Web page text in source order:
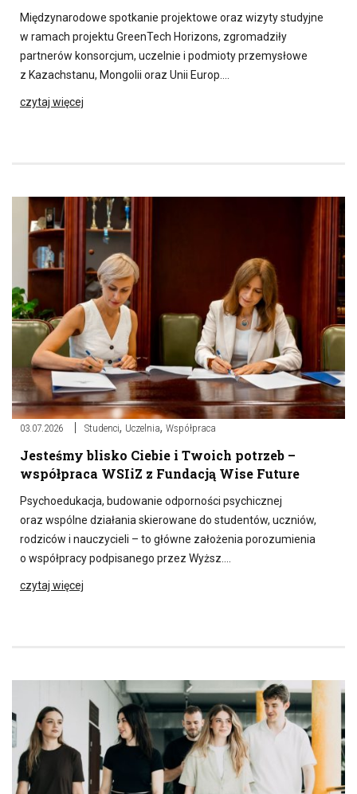
Międzynarodowe spotkanie projektowe oraz wizyty studyjne
w ramach projektu GreenTech Horizons, zgromadziły
partnerów konsorcjum, uczelnie i podmioty przemysłowe
z Kazachstanu, Mongolii oraz Unii Europ….
czytaj więcej
03.07.2026 Studenci, Uczelnia, Współpraca
Jesteśmy blisko Ciebie i Twoich potrzeb –
współpraca WSIiZ z Fundacją Wise Future
Psychoedukacja, budowanie odporności psychicznej
oraz wspólne działania skierowane do studentów, uczniów,
rodziców i nauczycieli – to główne założenia porozumienia
o współpracy podpisanego przez Wyższ….
czytaj więcej